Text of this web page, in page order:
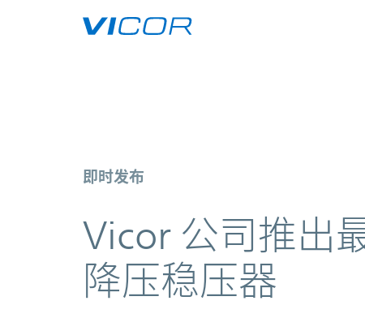
Vicor 公司推出最新 60 V Cool-
即时发布
Vicor 公司推出
降压稳压器